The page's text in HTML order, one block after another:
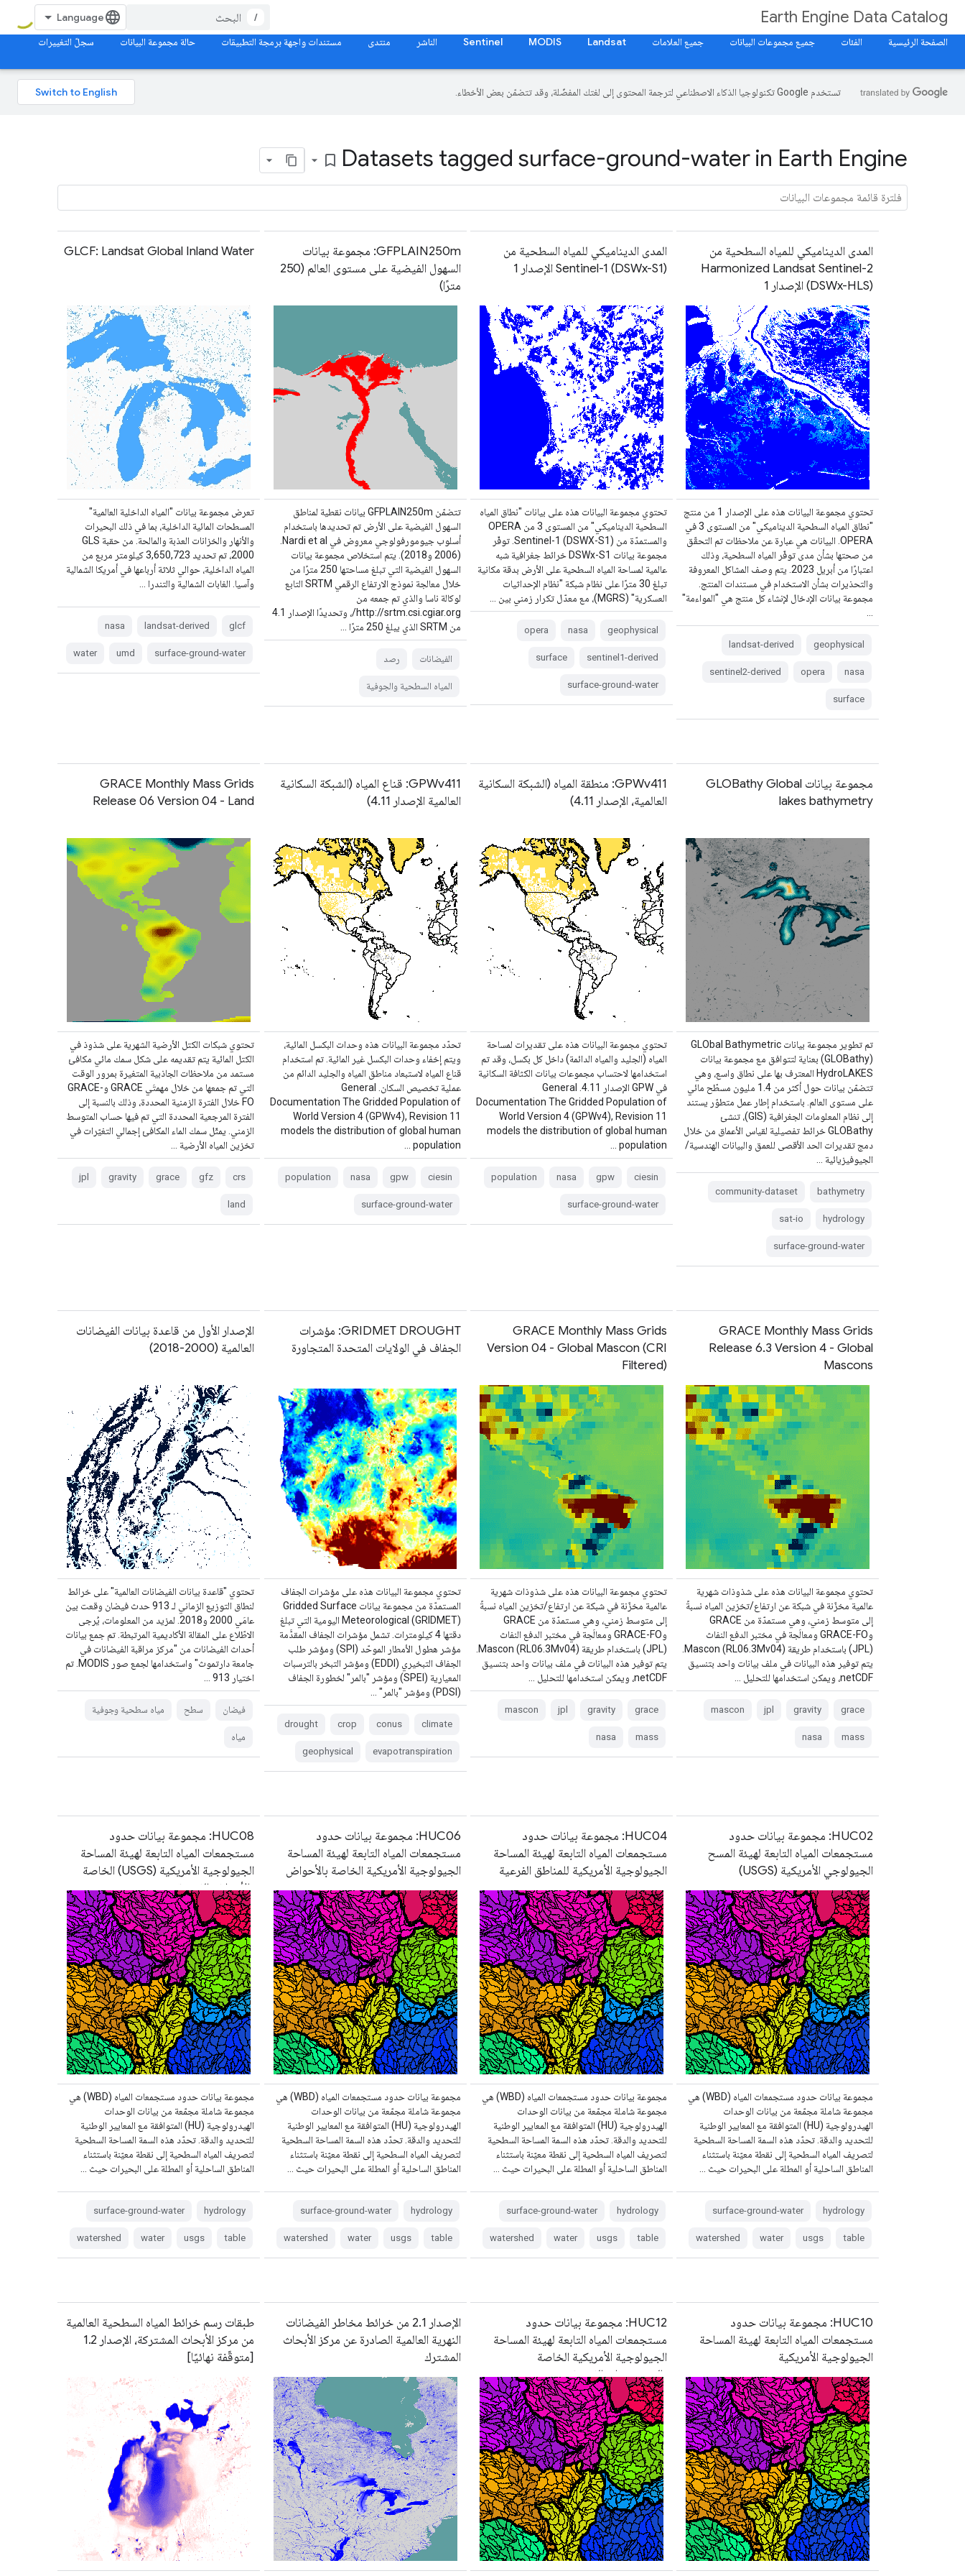
Earth Engine Data Catalog
/
الصفحة الرئيسية
الفئات جميع مجموعات البيانات جميع العلامات Landsat
MODIS
Sentinel الناشر منتدى مستندات واجهة برمجة التطبيقات حالة مجموعة البيانات سجلّ التغييرات
تستخدم Google تكنولوجيا الذكاء الاصطناعي لترجمة المحتوى إلى لغتك المفضّلة، وقد تتضمّن بعض الأخطاء.
Datasets tagged surface-ground-water in Earth Engine
bookmark_border
المدى الديناميكي للمياه السطحية من
Harmonized Landsat Sentinel-2
(DSWx-HLS) الإصدار 1
تحتوي مجموعة البيانات هذه على الإصدار 1 من منتج
"نطاق المياه السطحية الديناميكي" من المستوى 3 في
OPERA. البيانات هي عبارة عن ملاحظات تم التحقّق
من صحتها بشأن مدى توفّر المياه السطحية، وذلك
اعتبارًا من أبريل 2023. يتم وصف المشاكل المعروفة
والتحذيرات بشأن الاستخدام في مستندات المنتج.
مجموعة بيانات الإدخال لإنشاء كل منتج هي "المواءمة"
geophysical
landsat-derived
nasa
opera
sentinel2-derived
surface
المدى الديناميكي للمياه السطحية من
Sentinel-1 (DSWx-S1) الإصدار 1
تحتوي مجموعة البيانات هذه على بيانات "نطاق المياه
السطحية الديناميكي" من المستوى 3 من OPERA
والمستمدّة من Sentinel-1 (DSWX-S1). توفّر
مجموعة بيانات DSWx-S1 خرائط جغرافية شبه
عالمية لمساحة المياه السطحية على الأرض بدقة مكانية
تبلغ 30 مترًا على نظام شبكة "نظام الإحداثيات
العسكرية" (MGRS)، مع معدّل تكرار زمني بين …
geophysical
nasa
opera
sentinel1-derived
surface
surface-ground-water
GFPLAIN250m: مجموعة بيانات
السهول الفيضية على مستوى العالم (250
مترًا)
تتضمّن GFPLAIN250m بيانات نقطية لمناطق
السهول الفيضية على الأرض تم تحديدها باستخدام
(2006 و2018). يتم استخلاص مجموعة بيانات
السهول الفيضية التي تبلغ مساحتها 250 مترًا من
خلال معالجة نموذج الارتفاع الرقمي SRTM التابع
لوكالة ناسا والذي تم جمعه من
http://srtm.csi.cgiar.org/، وتحديدًا الإصدار 4.1
من SRTM الذي يبلغ 250 مترًا …
الفيضانات رصد
المياه السطحية والجوفية
GLCF: Landsat Global Inland Water
تعرض مجموعة بيانات "المياه الداخلية العالمية"
المسطحات المائية الداخلية، بما في ذلك البحيرات
والأنهار والخزانات العذبة والمالحة. من حقبة GLS
2000، تم تحديد 3,650,723 كيلومتر مربع من
المياه الداخلية، حوالي ثلاثة أرباعها في أمريكا الشمالية
وآسيا. الغابات الشمالية والتندرا …
glcf
landsat-derived
nasa
surface-ground-water
umd
water
مجموعة بيانات GLOBathy Global
lakes bathymetry
تم تطوير مجموعة بيانات GLObal Bathymetric
(GLOBathy) بعناية لتتوافق مع مجموعة بيانات
HydroLAKES المعترف بها على نطاق واسع، وهي
تتضمّن بيانات حول أكثر من 1.4 مليون مسطّح مائي
على مستوى العالم. باستخدام إطار عمل متطوّر يستند
إلى نظام المعلومات الجغرافية (GIS)، تنشئ
GLOBathy خرائط تفصيلية لقياس الأعماق من خلال
دمج تقديرات الحد الأقصى للعمق والبيانات الهندسية/
الجيوفيزيائية …
bathymetry
community-dataset
hydrology
sat-io
surface-ground-water
GPWv411: منطقة المياه (الشبكة السكانية
العالمية، الإصدار 4.11)
تحتوي مجموعة البيانات هذه على تقديرات لمساحة
المياه (الجليد والمياه الدائمة) داخل كل بكسل، وقد تم
استخدامها لاحتساب مجموعات بيانات الكثافة السكانية
في GPW الإصدار 4.11. General
Documentation The Gridded Population of
World Version 4 (GPWv4), Revision 11
models the distribution of global human
population …
ciesin
gpw
nasa
population
surface-ground-water
GPWv411: قناع المياه (الشبكة السكانية
العالمية الإصدار 4.11)
تحدّد مجموعة البيانات هذه وحدات البكسل المائية،
ويتم إخفاء وحدات البكسل غير المائية. تم استخدام
قناع المياه لاستبعاد مناطق المياه والجليد الدائم من
عملية تخصيص السكان. General
Documentation The Gridded Population of
World Version 4 (GPWv4), Revision 11
models the distribution of global human
population …
ciesin
gpw
nasa
population
surface-ground-water
GRACE Monthly Mass Grids
Release 06 Version 04 - Land
تحتوي شبكات الكتل الأرضية الشهرية على شذوذ في
الكتل المائية يتم تقديمه على شكل سمك مائي مكافئ
مستمد من ملاحظات الجاذبية المتغيرة بمرور الوقت
التي تم جمعها من خلال مهمتَي GRACE وGRACE-
FO خلال الفترة الزمنية المحددة، وذلك بالنسبة إلى
الفترة المرجعية المحددة التي تم فيها حساب المتوسط
الزمني. يمثّل سمك الماء المكافئ إجمالي التغيّرات في
تخزين المياه الأرضية …
crs
gfz
grace
gravity
jpl
land
GRACE Monthly Mass Grids
Release 6.3 Version 4 - Global
Mascons
تحتوي مجموعة البيانات هذه على شذوذات شهرية
عالمية مخزّنة في شبكة عن ارتفاع/تخزين المياه نسبةً
إلى متوسط زمني، وهي مستمدّة من GRACE
وGRACE-FO ومعالَجة في مختبر الدفع النفاث
يتم توفير هذه البيانات في ملف بيانات واحد بتنسيق
netCDF، ويمكن استخدامها للتحليل …
grace
gravity
jpl
mascon
mass
nasa
GRACE Monthly Mass Grids
Version 04 - Global Mascon (CRI
Filtered)
تحتوي مجموعة البيانات هذه على شذوذات شهرية
عالمية مخزّنة في شبكة عن ارتفاع/تخزين المياه نسبةً
إلى متوسط زمني، وهي مستمدّة من GRACE
وGRACE-FO ومعالَجة في مختبر الدفع النفاث
يتم توفير هذه البيانات في ملف بيانات واحد بتنسيق
netCDF، ويمكن استخدامها للتحليل …
grace
gravity
jpl
mascon
mass
nasa
GRIDMET DROUGHT: مؤشرات
الجفاف في الولايات المتحدة المتجاورة
تحتوي مجموعة البيانات هذه على مؤشرات الجفاف
المستمدّة من مجموعة بيانات Gridded Surface
Meteorological (GRIDMET) اليومية التي تبلغ
دقتها 4 كيلومترات. تشمل مؤشرات الجفاف المقدَّمة
مؤشر هطول الأمطار الموحّد (SPI) ومؤشر طلب
الجفاف التبخيري (EDDI) ومؤشر التبخر بالترسبات
المعيارية (SPEI) ومؤشر "بالمر" لخطورة الجفاف
(PDSI) ومؤشر "بالمر" …
climate
conus
crop
drought
evapotranspiration
geophysical
الإصدار الأول من قاعدة بيانات الفيضانات
العالمية (2000-2018)
تحتوي "قاعدة بيانات الفيضانات العالمية" على خرائط
لنطاق التوزيع الزماني لـ 913 حدث فيضان وقعت بين
عامَي 2000 و2018. لمزيد من المعلومات، يُرجى
الاطّلاع على المقالة الأكاديمية المرتبطة. تم جمع بيانات
أحداث الفيضانات من "مركز مراقبة الفيضانات في
جامعة دارتموث" واستخدامها لجمع صور MODIS. تم
اختيار 913 …
فيضان سطح مياه سطحية وجوفية
مياه
HUC02: مجموعة بيانات حدود
مستجمعات المياه التابعة لهيئة المسح
الجيولوجي الأمريكية (USGS)
مجموعة بيانات حدود مستجمعات المياه (WBD) هي
مجموعة شاملة مجمّعة من بيانات الوحدات
الهيدرولوجية (HU) المتوافقة مع المعايير الوطنية
للتحديد والدقة. تحدّد هذه السمة المساحة السطحية
لتصريف المياه السطحية إلى نقطة معيّنة باستثناء
المناطق الساحلية أو المطلة على البحيرات حيث …
hydrology
surface-ground-water
table
usgs
water
watershed
‫HUC04: مجموعة بيانات حدود
مستجمعات المياه التابعة لهيئة المساحة
الجيولوجية الأمريكية للمناطق الفرعية
مجموعة بيانات حدود مستجمعات المياه (WBD) هي
مجموعة شاملة مجمّعة من بيانات الوحدات
الهيدرولوجية (HU) المتوافقة مع المعايير الوطنية
للتحديد والدقة. تحدّد هذه السمة المساحة السطحية
لتصريف المياه السطحية إلى نقطة معيّنة باستثناء
المناطق الساحلية أو المطلة على البحيرات حيث …
hydrology
surface-ground-water
table
usgs
water
watershed
HUC06: مجموعة بيانات حدود
مستجمعات المياه التابعة لهيئة المساحة
الجيولوجية الأمريكية الخاصة بالأحواض
مجموعة بيانات حدود مستجمعات المياه (WBD) هي
مجموعة شاملة مجمّعة من بيانات الوحدات
الهيدرولوجية (HU) المتوافقة مع المعايير الوطنية
للتحديد والدقة. تحدّد هذه السمة المساحة السطحية
لتصريف المياه السطحية إلى نقطة معيّنة باستثناء
المناطق الساحلية أو المطلة على البحيرات حيث …
hydrology
surface-ground-water
table
usgs
water
watershed
HUC08: مجموعة بيانات حدود
مستجمعات المياه التابعة لهيئة المساحة
الجيولوجية الأمريكية (USGS) الخاصة
بالأحواض الفرعية
مجموعة بيانات حدود مستجمعات المياه (WBD) هي
مجموعة شاملة مجمّعة من بيانات الوحدات
الهيدرولوجية (HU) المتوافقة مع المعايير الوطنية
للتحديد والدقة. تحدّد هذه السمة المساحة السطحية
لتصريف المياه السطحية إلى نقطة معيّنة باستثناء
المناطق الساحلية أو المطلة على البحيرات حيث …
hydrology
surface-ground-water
table
usgs
water
watershed
HUC10: مجموعة بيانات حدود
مستجمعات المياه التابعة لهيئة المساحة
الجيولوجية الأمريكية
‫HUC12: مجموعة بيانات حدود
مستجمعات المياه التابعة لهيئة المساحة
الجيولوجية الأمريكية الخاصة
بالمستجمعات الفرعية
الإصدار 2.1 من خرائط مخاطر الفيضانات
النهرية العالمية الصادرة عن مركز الأبحاث
المشترك
طبقات رسم خرائط المياه السطحية العالمية
من مركز الأبحاث المشتركة، الإصدار 1.2
[متوقّفة نهائيًا]